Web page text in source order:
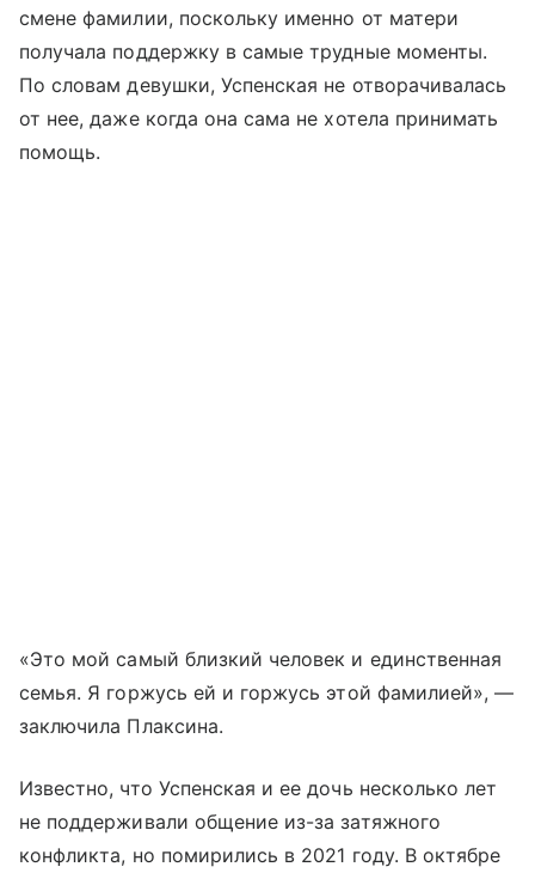
смене фамилии, поскольку именно от матери
получала поддержку в самые трудные моменты.
По словам девушки, Успенская не отворачивалась
от нее, даже когда она сама не хотела принимать
помощь.
«Это мой самый близкий человек и единственная
семья. Я горжусь ей и горжусь этой фамилией», —
заключила Плаксина.
Известно, что Успенская и ее дочь несколько лет
не поддерживали общение из-за затяжного
конфликта, но помирились в 2021 году. В октябре